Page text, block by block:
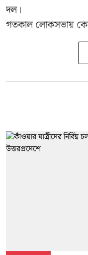
দল।
গতকাল লোকসভায়